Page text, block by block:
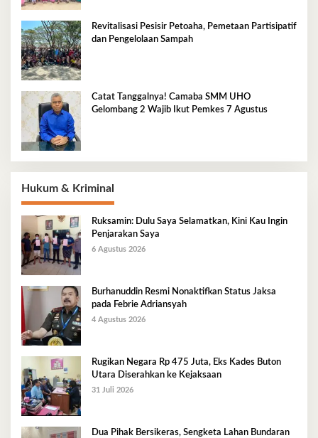
Revitalisasi Pesisir Petoaha, Pemetaan Partisipatif
dan Pengelolaan Sampah
Catat Tanggalnya! Camaba SMM UHO
Gelombang 2 Wajib Ikut Pemkes 7 Agustus
Hukum & Kriminal
Ruksamin: Dulu Saya Selamatkan, Kini Kau Ingin
Penjarakan Saya
6 Agustus 2026
Burhanuddin Resmi Nonaktifkan Status Jaksa
pada Febrie Adriansyah
4 Agustus 2026
Rugikan Negara Rp 475 Juta, Eks Kades Buton
Utara Diserahkan ke Kejaksaan
31 Juli 2026
Dua Pihak Bersikeras, Sengketa Lahan Bundaran